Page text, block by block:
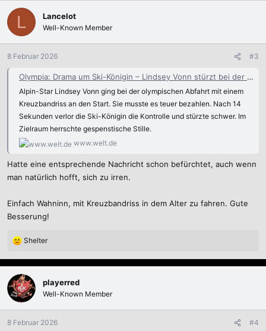
L Lancelot
Well-Known Member
8 Februar 2026 #3
Olympia: Drama um Ski-Königin – Lindsey Vonn stürzt bei der Abfahrt schwer - WELT
Alpin-Star Lindsey Vonn ging bei der olympischen Abfahrt mit einem
Kreuzbandriss an den Start. Sie musste es teuer bezahlen. Nach 14
Sekunden verlor die Ski-Königin die Kontrolle und stürzte schwer. Im
Zielraum herrschte gespenstische Stille.
www.welt.de
Hatte eine entsprechende Nachricht schon befürchtet, auch wenn
man natürlich hofft, sich zu irren.
Einfach Wahninn, mit Kreuzbandriss in dem Alter zu fahren. Gute
Besserung!
R
a
k
t
i
o
n
Shelter
playerred
Well-Known Member
8 Februar 2026 #4